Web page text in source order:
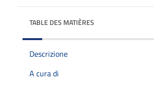
TABLE DES MATIÈRES
Descrizione
A cura di